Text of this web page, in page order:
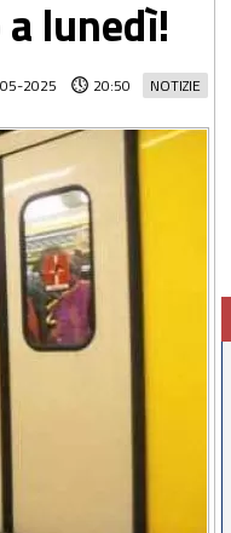
lunedì!
NOTIZIE
2025 20:50